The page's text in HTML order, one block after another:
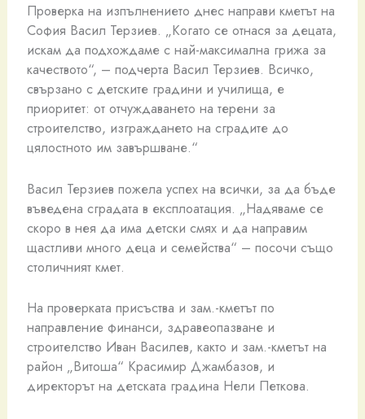
Проверка на изпълнението днес направи кметът на
София Васил Терзиев. „Когато се отнася за децата,
искам да подхождаме с най-максимална грижа за
качеството“, – подчерта Васил Терзиев. Всичко,
свързано с детските градини и училища, е
приоритет: от отчуждаването на терени за
строителство, изграждането на сградите до
цялостното им завършване.“
Васил Терзиев пожела успех на всички, за да бъде
въведена сградата в експлоатация. „Надяваме се
скоро в нея да има детски смях и да направим
щастливи много деца и семейства“ – посочи също
столичният кмет.
На проверката присъства и зам.-кметът по
направление финанси, здравеопазване и
строителство Иван Василев, както и зам.-кметът на
район „Витоша“ Красимир Джамбазов, и
директорът на детската градина Нели Петкова.